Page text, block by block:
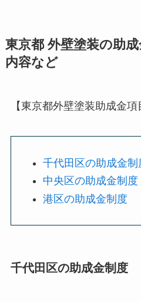
東京都 外壁塗装の助
内容など
【東京都外壁塗装助成金項
千代田区の助成金制
中央区の助成金制度
港区の助成金制度
千代田区の助成金制度